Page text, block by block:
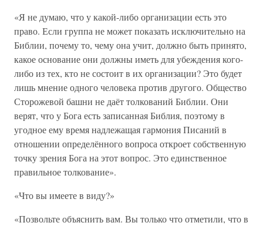
«Я не думаю, что у какой-либо организации есть это
право. Если группа не может показать исключительно на
Библии, почему то, чему она учит, должно быть принято,
какое основание они должны иметь для убеждения кого-
либо из тех, кто не состоит в их организации? Это будет
лишь мнение одного человека против другого. Общество
Сторожевой башни не даёт толкований Библии. Они
верят, что у Бога есть записанная Библия, поэтому в
угодное ему время надлежащая гармония Писаний в
отношении определённого вопроса откроет собственную
точку зрения Бога на этот вопрос. Это единственное
правильное толкование».
«Что вы имеете в виду?»
«Позвольте объяснить вам. Вы только что отметили, что в